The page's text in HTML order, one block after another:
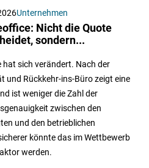
Unternehmen
Nicht die Quote
sondern...
hat sich verändert. Nach der
und Rückkehr-ins-Büro zeigt eine
ist weniger die Zahl der
zwischen den
und den betrieblichen
könnte das im Wettbewerb
werden.